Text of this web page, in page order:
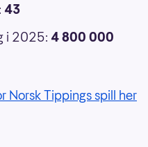
43
i 2025: 4 800 000
Norsk Tippings spill her